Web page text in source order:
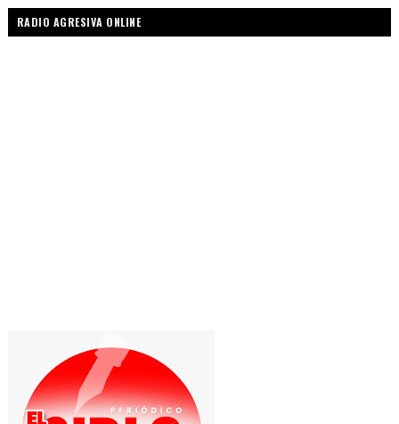
RADIO AGRESIVA ONLINE